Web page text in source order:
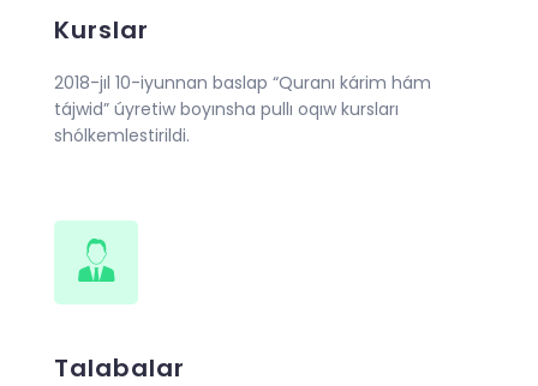
Kurslar
2018-jıl 10-iyunnan baslap “Quranı kárim hám
tájwid” úyretiw boyınsha pullı oqıw kursları
shólkemlestirildi.
Talabalar